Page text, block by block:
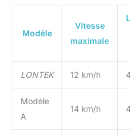
Modèle
Vitesse
maximale
LONTEK 12 km/h
Modèle
A
14 km/h